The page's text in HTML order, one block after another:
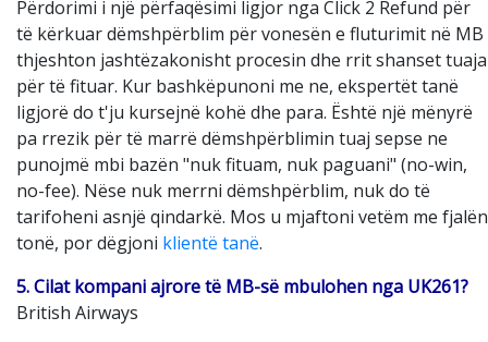
Përdorimi i një përfaqësimi ligjor nga Click 2 Refund për
të kërkuar dëmshpërblim për vonesën e fluturimit në MB
thjeshton jashtëzakonisht procesin dhe rrit shanset tuaja
për të fituar. Kur bashkëpunoni me ne, ekspertët tanë
ligjorë do t'ju kursejnë kohë dhe para. Është një mënyrë
pa rrezik për të marrë dëmshpërblimin tuaj sepse ne
punojmë mbi bazën "nuk fituam, nuk paguani" (no-win,
no-fee). Nëse nuk merrni dëmshpërblim, nuk do të
tarifoheni asnjë qindarkë. Mos u mjaftoni vetëm me fjalën
tonë, por dëgjoni klientë tanë.
5. Cilat kompani ajrore të MB-së mbulohen nga UK261?
British Airways